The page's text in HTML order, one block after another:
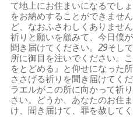
て地上にお住まいになるでし
をお納めすることができませ
ど、なおふさわしくありませ
祈りと願いを顧みて、今日僕
聞き届けてください。29そし
所に御目を注いでください。
をとどめる』と仰せになった
ささげる祈りを聞き届けてく
ラエルがこの所に向かって祈
さい。どうか、あなたのお住
け、聞き届けて、罪を赦してく